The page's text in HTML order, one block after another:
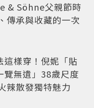
& Söhne父親節時
傳承與收藏的一次
這樣穿！倪妮「貼
覽無遺」38歲尺度
辣散發獨特魅力